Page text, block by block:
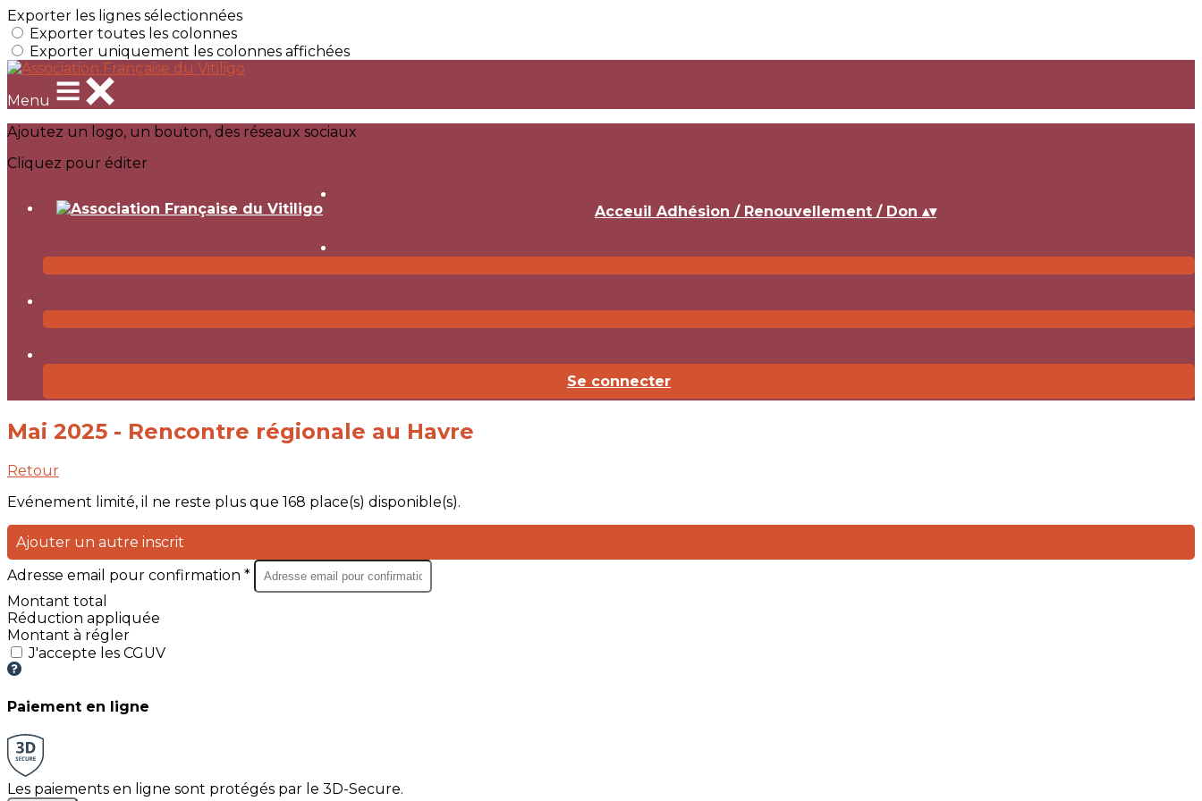
Exporter les lignes sélectionnées
Exporter toutes les colonnes
Exporter uniquement les colonnes affichées
Menu
Ajoutez un logo, un bouton, des réseaux sociaux
Cliquez pour éditer
Acceuil Adhésion / Renouvellement / Don ▴▾
Se connecter
Mai 2025 - Rencontre régionale au Havre
Retour
Evénement limité, il ne reste plus que 168 place(s) disponible(s).
Ajouter un autre inscrit
Adresse email pour confirmation *
Montant total
Réduction appliquée
Montant à régler
J'accepte les CGUV
Paiement en ligne
Les paiements en ligne sont protégés par le 3D-Secure.